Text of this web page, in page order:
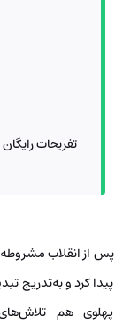
تفریحات
پیدا کرد و به‌تدریج
پهلوی هم